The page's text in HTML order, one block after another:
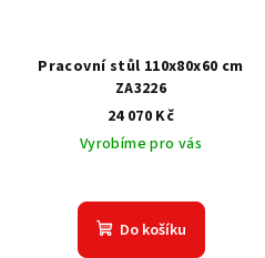
Akát vintage BT1551
Pracovní stůl 110x80x60 cm
ZA3226
24 070 Kč
Vyrobíme pro vás
Do košíku